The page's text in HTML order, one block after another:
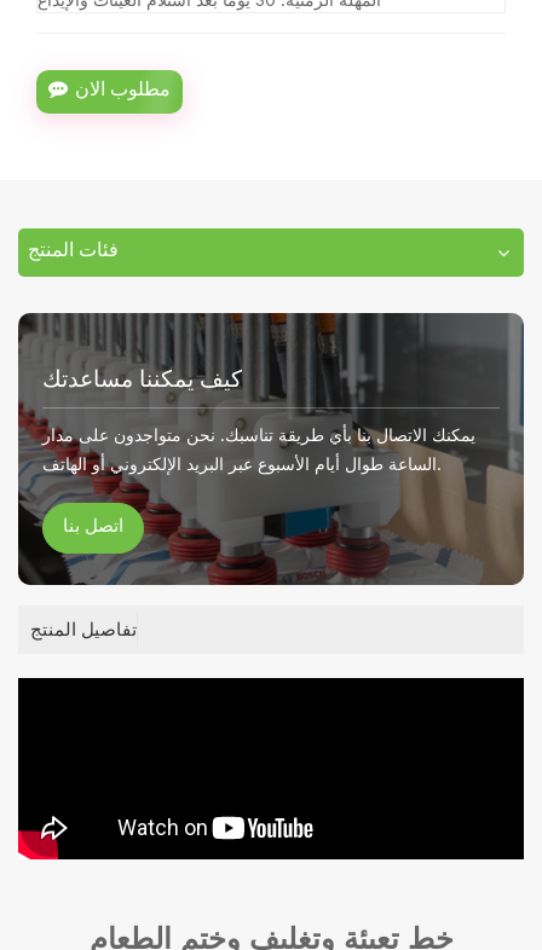
مطلوب الان
فئات المنتج
كيف يمكننا مساعدتك
يمكنك الاتصال بنا بأي طريقة تناسبك. نحن متواجدون على مدار
الساعة طوال أيام الأسبوع عبر البريد الإلكتروني أو الهاتف.
اتصل بنا
تفاصيل المنتج
خط تعبئة وتغليف وختم الطعام